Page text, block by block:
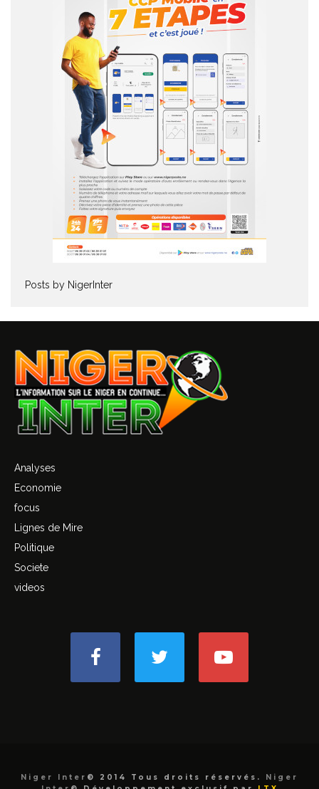
Posts by NigerInter
Analyses
Economie
focus
Lignes de Mire
Politique
Societe
videos
Niger Inter © 2014 Tous droits réservés.
Niger